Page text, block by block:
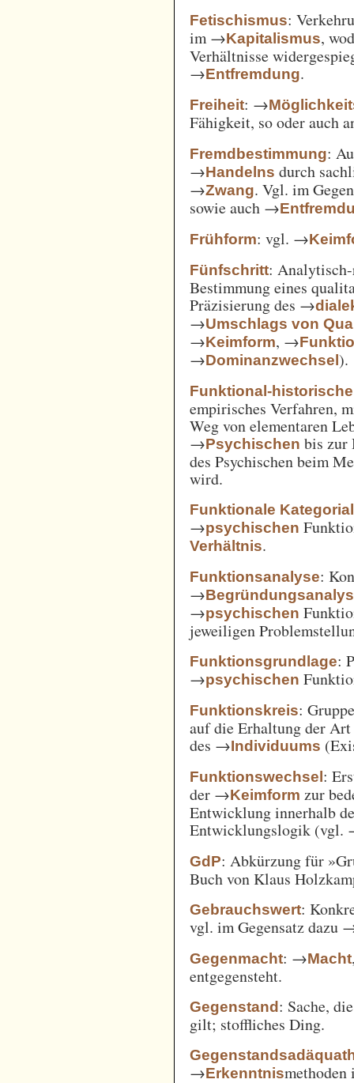
Fetischismus:
im →Kapitalismus,
Verhältnisse
→Entfremdung.
Freiheit: →
Fähigkeit, so oder auch
Fremdbestimmung:
→Handelns durch
→Zwang. Vgl. im
sowie auch →
Frühform: vgl. →
Fünfschritt:
Bestimmung eines
Präzisierung des →
→Umschlags von
→Keimform, →
→Dominanzwechsel).
Funktional-
empirisches Verfahren,
Weg von elementaren
→Psychischen bis zur
des Psychischen beim
wird.
Funktionale
→psychischen
Verhältnis.
Funktionsanalyse:
→
→psychischen
jeweiligen
Funktionsgrundlage:
→psychischen
Funktionskreis:
auf die Erhaltung der
des →Individuums
Funktionswechsel:
der →Keimform zur
Entwicklung innerhalb
Entwicklungslogik
GdP: Abkürzung für
Buch von Klaus
Gebrauchswert:
vgl. im Gegensatz dazu
Gegenmacht: →Macht
entgegensteht.
Gegenstand: Sache,
gilt; stoffliches Ding.
→Erkenntnismethoden